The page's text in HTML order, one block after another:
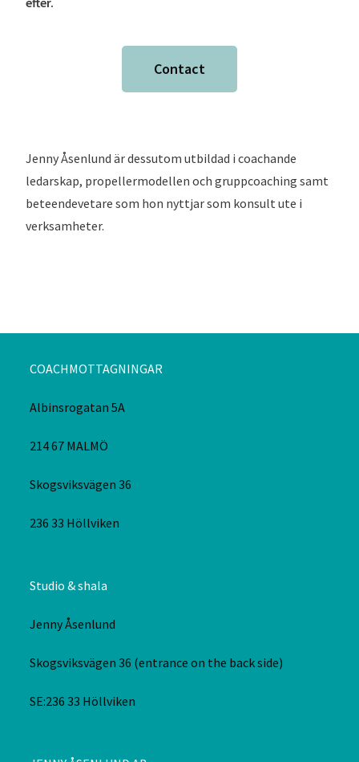
Contact
Jenny Åsenlund är dessutom utbildad i coachande
ledarskap, propellermodellen och gruppcoaching samt
beteendevetare som hon nyttjar som konsult ute i
verksamheter.
COACHMOTTAGNINGAR
Albinsrogatan 5A
214 67 MALMÖ
Skogsviksvägen 36
236 33 Höllviken
Studio & shala
Jenny Åsenlund
Skogsviksvägen 36 (entrance on the back side)
SE:236 33 Höllviken